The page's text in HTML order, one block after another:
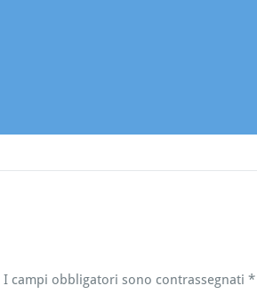
I campi obbligatori sono contrassegnati *